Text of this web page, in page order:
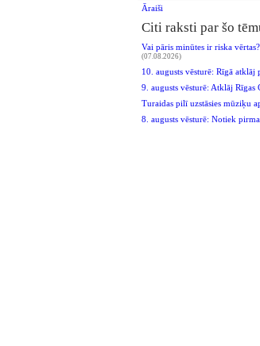
Āraiši
Citi raksti par šo
Vai pāris minūtes ir riska
(07.08.2026)
10. augusts vēsturē: Rīgā atklāj
9. augusts vēsturē: Atklāj Rīgas
Turaidas pilī uzstāsies mūziķu
8. augusts vēsturē: Notiek